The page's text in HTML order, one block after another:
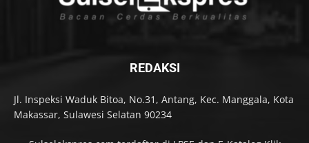
REDAKSI
Jl. Inspeksi Waduk Bitoa, No.31, Antang, Kec. Manggala, Kota
Makassar, Sulawesi Selatan 90234